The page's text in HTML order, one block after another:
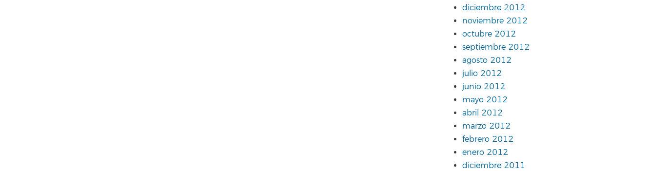
diciembre 2012
noviembre 2012
octubre 2012
septiembre 2012
agosto 2012
julio 2012
junio 2012
mayo 2012
abril 2012
marzo 2012
febrero 2012
enero 2012
diciembre 2011